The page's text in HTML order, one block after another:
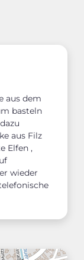
aus dem
basteln
aus Filz
Elfen ,
wieder